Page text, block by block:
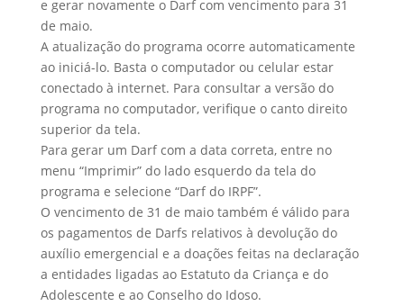
e gerar novamente o Darf com vencimento para 31
de maio.
A atualização do programa ocorre automaticamente
ao iniciá-lo. Basta o computador ou celular estar
conectado à internet. Para consultar a versão do
programa no computador, verifique o canto direito
superior da tela.
Para gerar um Darf com a data correta, entre no
menu “Imprimir” do lado esquerdo da tela do
programa e selecione “Darf do IRPF”.
O vencimento de 31 de maio também é válido para
os pagamentos de Darfs relativos à devolução do
auxílio emergencial e a doações feitas na declaração
a entidades ligadas ao Estatuto da Criança e do
Adolescente e ao Conselho do Idoso.